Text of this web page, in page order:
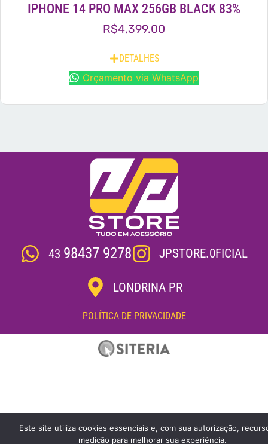
IPHONE 14 PRO MAX 256GB BLACK 83%
R$4,399.00
DETALHES
Orçamento via WhatsApp
43 98437 9278 JPSTORE.0FICIAL
LONDRINA PR
POLÍTICA DE PRIVACIDADE
Este site utiliza cookies essenciais e, com sua autorização,
medição para melhorar sua experiência.